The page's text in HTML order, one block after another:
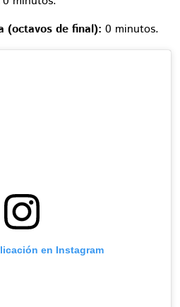
(octavos de final): 0 minutos.
en Instagram